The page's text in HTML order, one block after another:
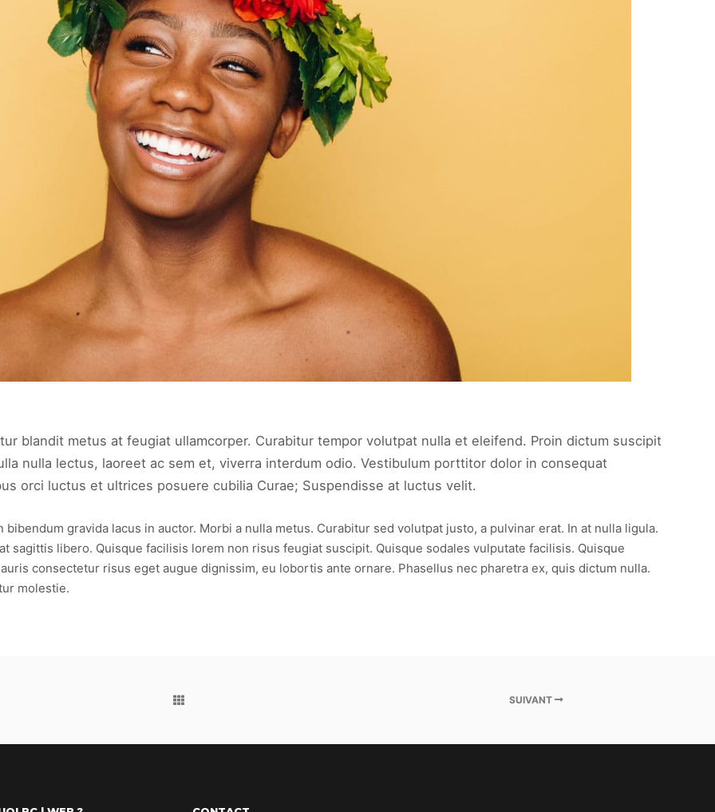
blandit metus at feugiat ullamcorper. Curabitur tempor volutpat nulla et eleifend. Proin dictum suscipit
nulla lectus, laoreet ac sem et, viverra interdum odio. Vestibulum porttitor dolor in consequat
orci luctus et ultrices posuere cubilia Curae; Suspendisse at luctus velit.
gravida lacus in auctor. Morbi a nulla metus. Curabitur sed volutpat justo, a pulvinar erat. In at nulla ligula.
sagittis libero. Quisque facilisis lorem non risus feugiat suscipit. Quisque sodales vulputate facilisis. Quisque
consectetur risus eget augue dignissim, eu lobortis ante ornare. Phasellus nec pharetra ex, quis dictum nulla.
molestie.
SUIVANT